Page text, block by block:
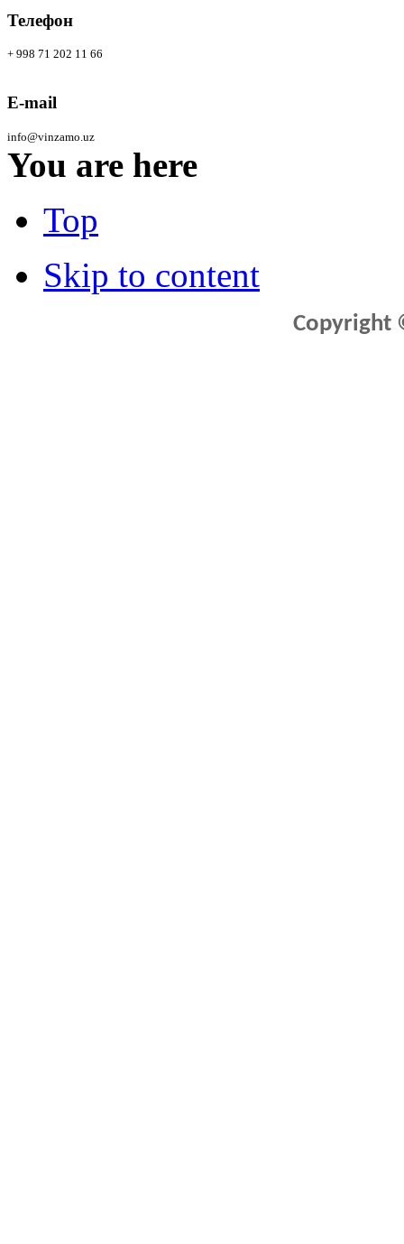
Телефон
+ 998 71 202 11 66
E-mail
info@vinzamo.uz
You are here
Top
Skip to content
Copyright